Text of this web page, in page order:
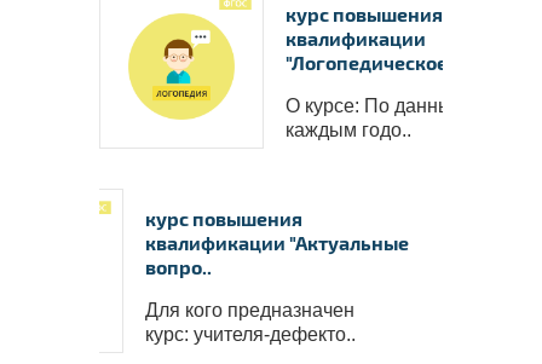
курс повышения
квалификации
"Логопедическое с..
О курсе: По данным
каждым годо..
курс повышения
квалификации "Актуальные
вопро..
Для кого предназначен
курс: учителя-дефекто..